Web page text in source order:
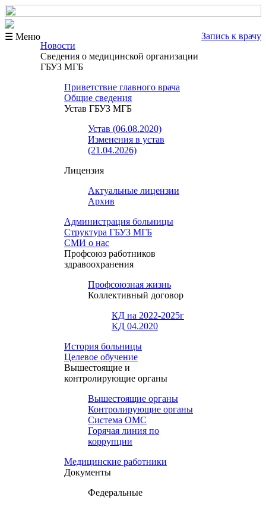
☰ Меню
Запись к врачу
Новости
Сведения о медицинской организации
ГБУЗ МГБ
Приветствие главного врача
Общие сведения
Устав ГБУЗ МГБ
Устав (06.08.2020)
Изменения в устав
(21.04.2026)
Лицензия
Актуальные лицензии
Архив
Администрация больницы
Структура ГБУЗ МГБ
СМИ о нас
Профсоюз работников
здравоохранения
Профсоюзная жизнь
Коллективный договор
КД на 2022-2025г
КД 04.2020
История больницы
Целевое обучение
Вышестоящие и
контролирующие органы
Вышестоящие органы
Контролирующие органы
Система ОМС
Горячая линия по
коррупции
Медицинские работники
Документы
Федеральные